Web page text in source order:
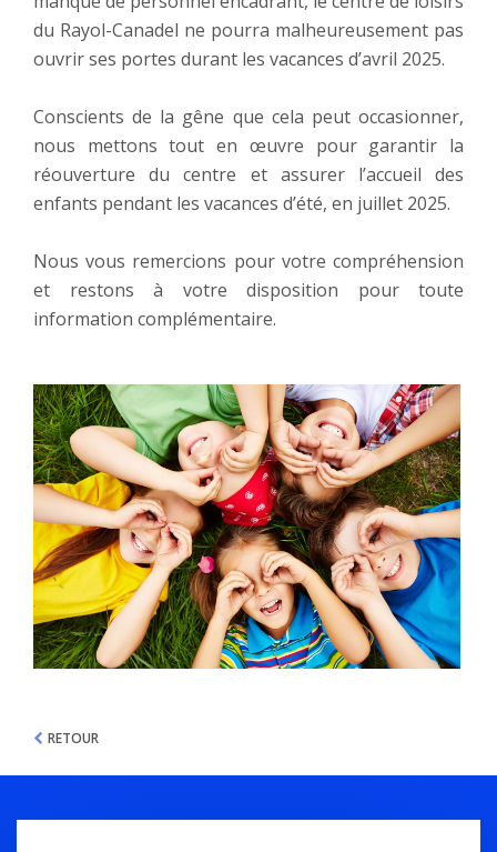
du Rayol-Canadel ne pourra malheureusement pas
ouvrir ses portes durant les vacances d’avril 2025.
Conscients de la gêne que cela peut occasionner,
nous mettons tout en œuvre pour garantir la
réouverture du centre et assurer l’accueil des
enfants pendant les vacances d’été, en juillet 2025.
Nous vous remercions pour votre compréhension
et restons à votre disposition pour toute
information complémentaire.
RETOUR